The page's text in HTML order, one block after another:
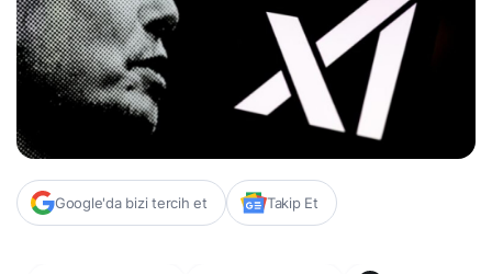
Google'da bizi tercih et Takip Et